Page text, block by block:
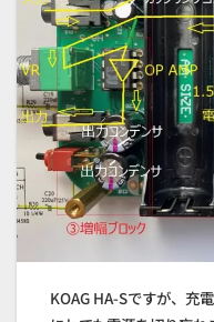
KOAG HA-Sですが、充